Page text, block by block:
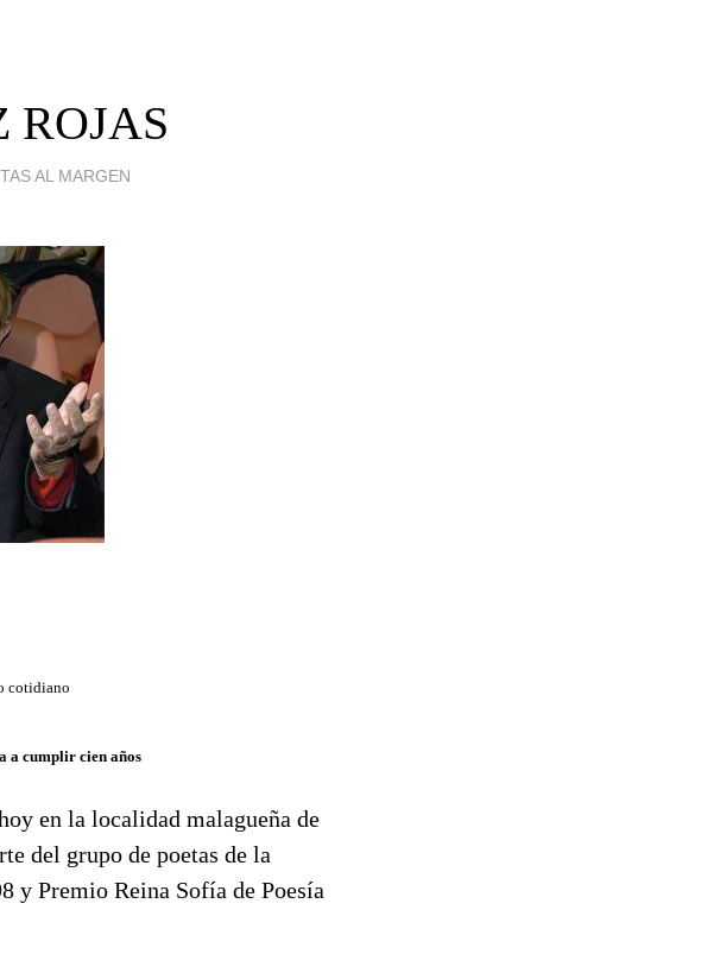
ROJAS
AL MARGEN
cotidiano
a cumplir cien años
en la localidad malagueña de
del grupo de poetas de la
y Premio Reina Sofía de Poesía